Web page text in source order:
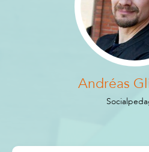
Andréas